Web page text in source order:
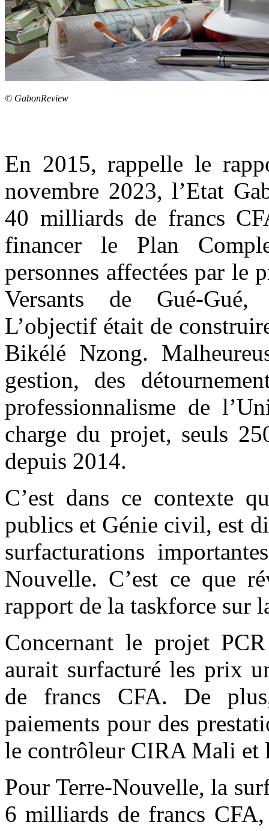
© GabonReview
En 2015, rappelle le
novembre 2023, l’Etat
40 milliards de francs
financer le Plan
personnes affectées par le
Versants de Gué-
L’objectif était de
Bikélé Nzong.
gestion, des
professionnalisme de
charge du projet, seuls
depuis 2014.
C’est dans ce contexte
publics et Génie civil, est
surfacturations
Nouvelle. C’est ce que
rapport de la taskforce sur
Concernant le projet
aurait surfacturé les prix
de francs CFA. De
paiements pour des
le contrôleur CIRA Mali et
Pour Terre-Nouvelle, la
6 milliards de francs